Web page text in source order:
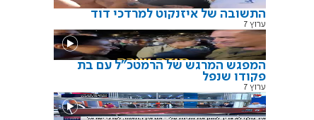
התשובה של איזנקוט למרדכי דוד
ערוץ 7
המפגש המרגש של הרמטכ"ל עם בת
פקודו שנפל
ערוץ 7